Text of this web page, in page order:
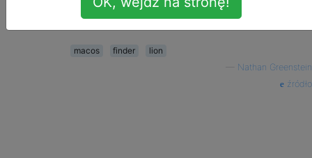
są moje preferencje? Jeśli tak, jak się do
tego dostać?
macos finder
lion
Nathan Greenstein
źródło